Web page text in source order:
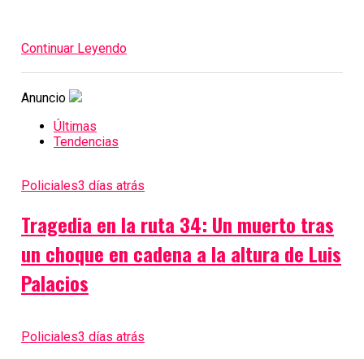
Continuar Leyendo
Anuncio
Últimas
Tendencias
Policiales3 días atrás
Tragedia en la ruta 34: Un muerto tras
un choque en cadena a la altura de Luis
Palacios
Policiales3 días atrás